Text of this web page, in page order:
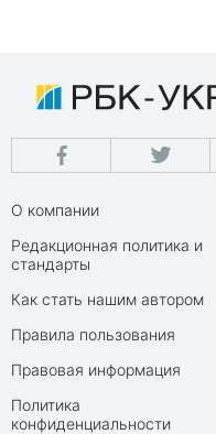
О компании
Редакционная политика и
стандарты
Как стать нашим автором
Правила пользования
Правовая информация
Политика
конфиденциальности